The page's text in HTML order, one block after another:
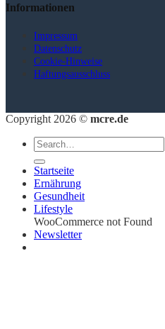
Informationen
Impressum
Datenschutz
Cookie-Hinweise
Haftungsausschluss
Copyright 2026 © mcre.de
Startseite
Ernährung
Gesundheit
Lifestyle
WooCommerce not Found
Newsletter